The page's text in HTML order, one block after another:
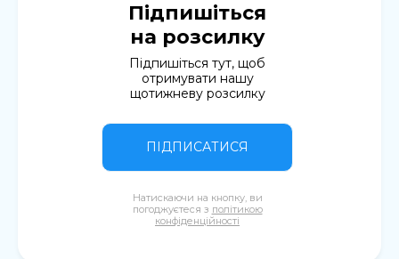
Підпишіться
на розсилку
Підпишіться тут, щоб
отримувати нашу
щотижневу розсилку
ПІДПИСАТИСЯ
Натискаючи на кнопку, ви
погоджуєтеся з політикою
конфіденційності